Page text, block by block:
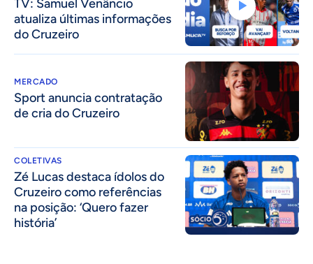
TV: Samuel Venâncio
atualiza últimas informações
do Cruzeiro
MERCADO
Sport anuncia contratação
de cria do Cruzeiro
COLETIVAS
Zé Lucas destaca ídolos do
Cruzeiro como referências
na posição: ‘Quero fazer
história’